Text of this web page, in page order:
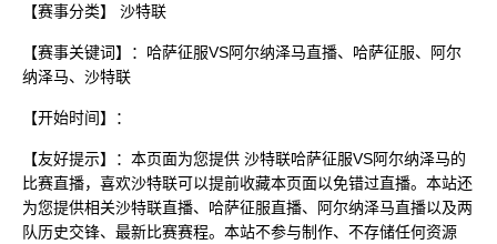
【赛事分类】 沙特联
【赛事关键词】：哈萨征服VS阿尔纳泽马直播、哈萨征服、阿尔
纳泽马、沙特联
【开始时间】：
【友好提示】：本页面为您提供 沙特联哈萨征服VS阿尔纳泽马的
比赛直播，喜欢沙特联可以提前收藏本页面以免错过直播。本站还
为您提供相关沙特联直播、哈萨征服直播、阿尔纳泽马直播以及两
队历史交锋、最新比赛赛程。本站不参与制作、不存储任何资源